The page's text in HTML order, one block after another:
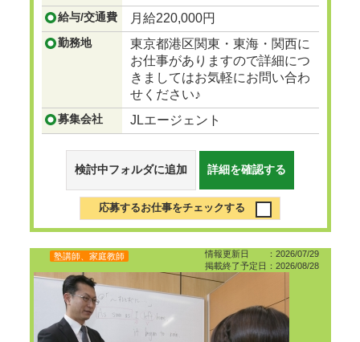
給与/交通費 月給220,000円
勤務地
東京都港区関東・東海・関西に
お仕事がありますので詳細につ
きましてはお気軽にお問い合わ
せください♪
募集会社 JLエージェント
検討中フォルダに追加 詳細を確認する
応募するお仕事をチェックする
情報更新日 ：2026/07/29
掲載終了予定日：2026/08/28
塾講師、家庭教師